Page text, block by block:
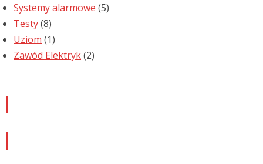
Systemy alarmowe (5)
Testy(8)
Uziom (1)
Zawód Elektryk(2)